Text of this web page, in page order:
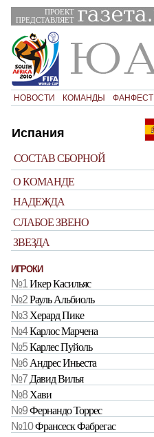
ПРОЕКТ
ПРЕДСТАВЛЯЕТ
НОВОСТИ КОМАНДЫ ФАНФЕСТ
Испания
СОСТАВ СБОРНОЙ
О КОМАНДЕ
НАДЕЖДА
СЛАБОЕ ЗВЕНО
ЗВЕЗДА
ИГРОКИ
№1Икер Касильяс
№2Рауль Альбиоль
№3 Херард Пике
№4Карлос Марчена
№5Карлес Пуйоль
№6 Андрес Иньеста
№7 Давид Вилья
№8 Хави
№9Фернандо Торрес
№10Франсеск Фабрегас